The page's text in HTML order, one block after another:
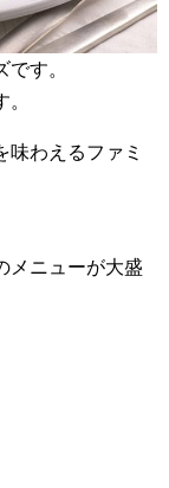
す。
味わえるファミ
メニューが大盛